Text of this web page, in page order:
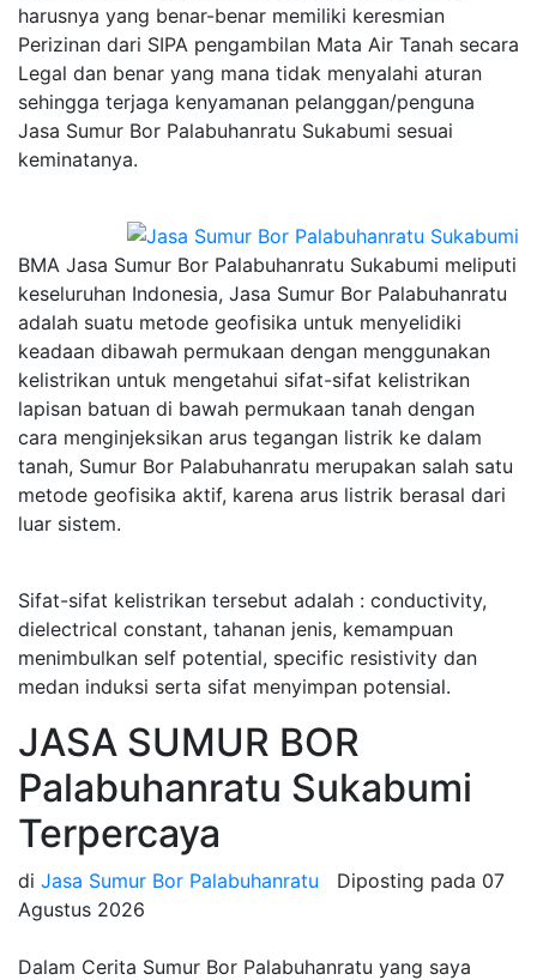
harusnya yang benar-benar memiliki keresmian
Perizinan dari SIPA pengambilan Mata Air Tanah secara
Legal dan benar yang mana tidak menyalahi aturan
sehingga terjaga kenyamanan pelanggan/penguna
Jasa Sumur Bor Palabuhanratu Sukabumi sesuai
keminatanya.
BMA Jasa Sumur Bor Palabuhanratu Sukabumi meliputi
keseluruhan Indonesia, Jasa Sumur Bor Palabuhanratu
adalah suatu metode geofisika untuk menyelidiki
keadaan dibawah permukaan dengan menggunakan
kelistrikan untuk mengetahui sifat-sifat kelistrikan
lapisan batuan di bawah permukaan tanah dengan
cara menginjeksikan arus tegangan listrik ke dalam
tanah, Sumur Bor Palabuhanratu merupakan salah satu
metode geofisika aktif, karena arus listrik berasal dari
luar sistem.
Sifat-sifat kelistrikan tersebut adalah : conductivity,
dielectrical constant, tahanan jenis, kemampuan
menimbulkan self potential, specific resistivity dan
medan induksi serta sifat menyimpan potensial.
JASA SUMUR BOR
Palabuhanratu Sukabumi
Terpercaya
di Jasa Sumur Bor Palabuhanratu Diposting pada 07
Agustus 2026
Dalam Cerita Sumur Bor Palabuhanratu yang saya